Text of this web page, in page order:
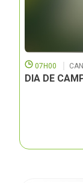
07H00
DIA DE